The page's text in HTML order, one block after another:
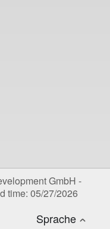
GmbH -
time: 05/27/2026
Deutsch
Sprache